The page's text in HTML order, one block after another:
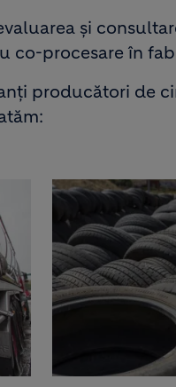
și
co-procesare în
producători de